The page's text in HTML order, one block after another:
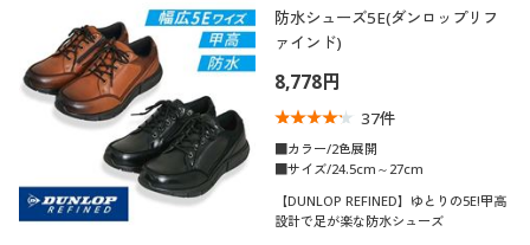
キッチン・雑貨・日用品
家具・収納
寝具・ベッド
カーテン・ラグ・ファブリック
美容・健康通販すべて
美容・健康・サプリメント
制服・スクール
制服・スクールすべて
制服・学生服
ジュニア・ティーンズ下着
大きいサイズ
大きいサイズ通販すべて
大きいサイズ レディース服
バーゲン
バーゲンセール
詳細検索
カテゴリ
口コミ
(4〜4.9)
防水シューズ5E(ダンロップリフ
ァインド)
8,778円
37件
■カラー/2色展開
■サイズ/24.5cm～27cm
【DUNLOP REFINED】ゆとりの5E!甲高
設計で足が楽な防水シューズ